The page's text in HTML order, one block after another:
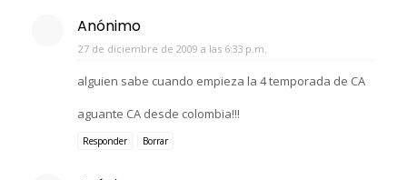
Anónimo
27 de diciembre de 2009 a las 6:33 p.m.
alguien sabe cuando empieza la 4 temporada de CA
aguante CA desde colombia!!!
Responder Borrar